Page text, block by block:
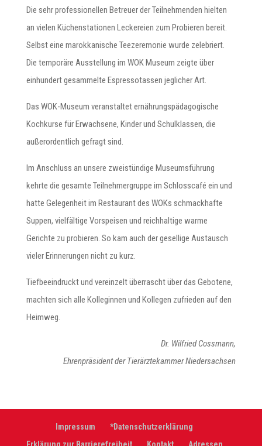
Die sehr professionellen Betreuer der Teilnehmenden hielten
an vielen Küchenstationen Leckereien zum Probieren bereit.
Selbst eine marokkanische Teezeremonie wurde zelebriert.
Die temporäre Ausstellung im WOK Museum zeigte über
einhundert gesammelte Espressotassen jeglicher Art.
Das WOK-Museum veranstaltet ernährungspädagogische
Kochkurse für Erwachsene, Kinder und Schulklassen, die
außerordentlich gefragt sind.
Im Anschluss an unsere zweistündige Museumsführung
kehrte die gesamte Teilnehmergruppe im Schlosscafé ein und
hatte Gelegenheit im Restaurant des WOKs schmackhafte
Suppen, vielfältige Vorspeisen und reichhaltige warme
Gerichte zu probieren. So kam auch der gesellige Austausch
vieler Erinnerungen nicht zu kurz.
Tiefbeeindruckt und vereinzelt überrascht über das Gebotene,
machten sich alle Kolleginnen und Kollegen zufrieden auf den
Heimweg.
Dr. Wilfried Cossmann,
Ehrenpräsident der Tierärztekammer Niedersachsen
Impressum
*Datenschutzerklärung